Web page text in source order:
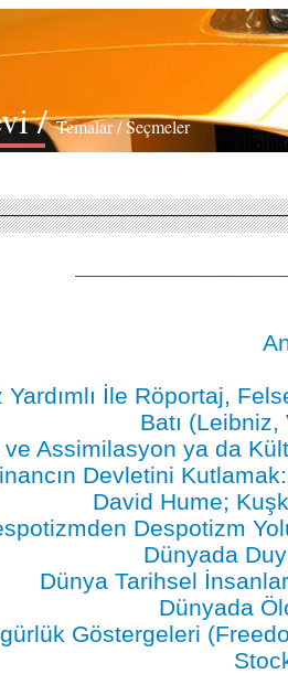
/Temalar / Seçmeler
Yardımlı İle Röportaj,
Batı
Assimilasyon ya da
Devletini
David Hume;
Despotizm
Dünyada
Dünya Tarihsel
Dünyada
Göstergeleri